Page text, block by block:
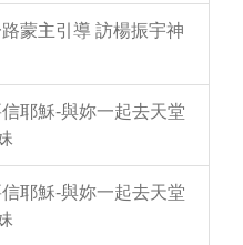
蒙主引導 訪楊振宇神
耶穌-與妳一起去天堂
耶穌-與妳一起去天堂